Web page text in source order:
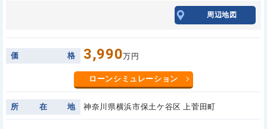
周辺地図
価 格 3,990万円
ローンシミュレーション
所 在 地 神奈川県横浜市保土ケ谷区 上菅田町